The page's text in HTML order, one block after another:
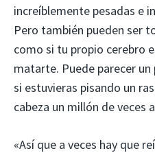
increíblemente pesadas e
Pero también pueden ser
como si tu propio cerebro
matarte. Puede parecer
si estuvieras pisando un
cabeza un millón de veces
«Así que a veces hay que